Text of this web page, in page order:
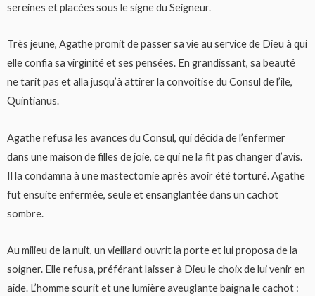
sereines et placées sous le signe du Seigneur.
Très jeune, Agathe promit de passer sa vie au service de Dieu à qui
elle confia sa virginité et ses pensées. En grandissant, sa beauté
ne tarit pas et alla jusqu’à attirer la convoitise du Consul de l’île,
Quintianus.
Agathe refusa les avances du Consul, qui décida de l’enfermer
dans une maison de filles de joie, ce qui ne la fit pas changer d’avis.
Il la condamna à une mastectomie après avoir été torturé. Agathe
fut ensuite enfermée, seule et ensanglantée dans un cachot
sombre.
Au milieu de la nuit, un vieillard ouvrit la porte et lui proposa de la
soigner. Elle refusa, préférant laisser à Dieu le choix de lui venir en
aide. L’homme sourit et une lumière aveuglante baigna le cachot :